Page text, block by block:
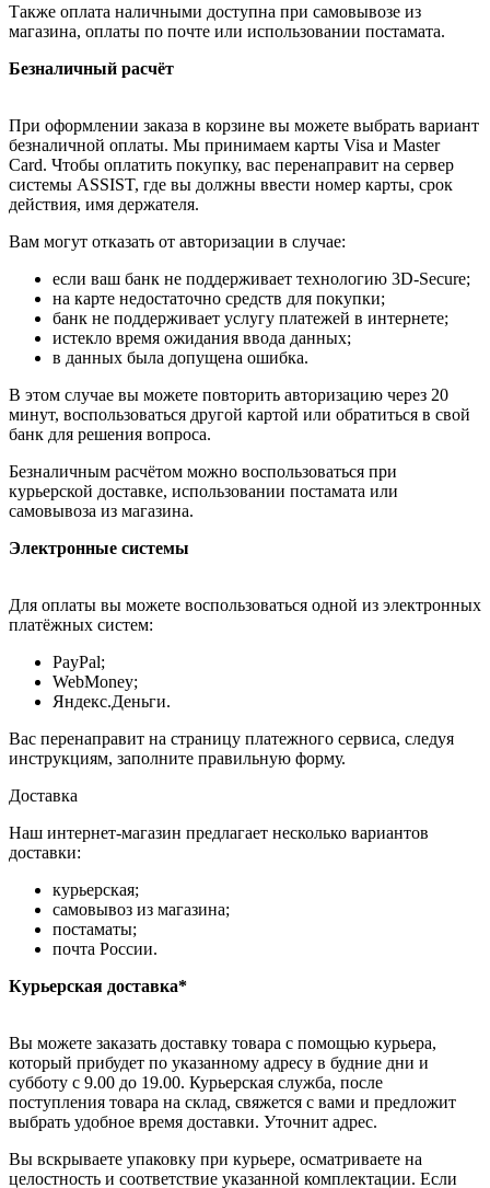
Также оплата наличными доступна при самовывозе из
магазина, оплаты по почте или использовании постамата.
Безналичный расчёт
При оформлении заказа в корзине вы можете выбрать вариант
безналичной оплаты. Мы принимаем карты Visa и Master
Card. Чтобы оплатить покупку, вас перенаправит на сервер
системы ASSIST, где вы должны ввести номер карты, срок
действия, имя держателя.
Вам могут отказать от авторизации в случае:
если ваш банк не поддерживает технологию 3D-Secure;
на карте недостаточно средств для покупки;
банк не поддерживает услугу платежей в интернете;
истекло время ожидания ввода данных;
в данных была допущена ошибка.
В этом случае вы можете повторить авторизацию через 20
минут, воспользоваться другой картой или обратиться в свой
банк для решения вопроса.
Безналичным расчётом можно воспользоваться при
курьерской доставке, использовании постамата или
самовывоза из магазина.
Электронные системы
Для оплаты вы можете воспользоваться одной из электронных
платёжных систем:
PayPal;
WebMoney;
Яндекс.Деньги.
Вас перенаправит на страницу платежного сервиса, следуя
инструкциям, заполните правильную форму.
Доставка
Наш интернет-магазин предлагает несколько вариантов
доставки:
курьерская;
самовывоз из магазина;
постаматы;
почта России.
Курьерская доставка*
Вы можете заказать доставку товара с помощью курьера,
который прибудет по указанному адресу в будние дни и
субботу с 9.00 до 19.00. Курьерская служба, после
поступления товара на склад, свяжется с вами и предложит
выбрать удобное время доставки. Уточнит адрес.
Вы вскрываете упаковку при курьере, осматриваете на
целостность и соответствие указанной комплектации. Если